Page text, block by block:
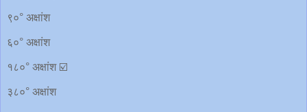
९०° अक्षांश
६०° अक्षांश
१८०° अक्षांश ☑️
३८०° अक्षांश